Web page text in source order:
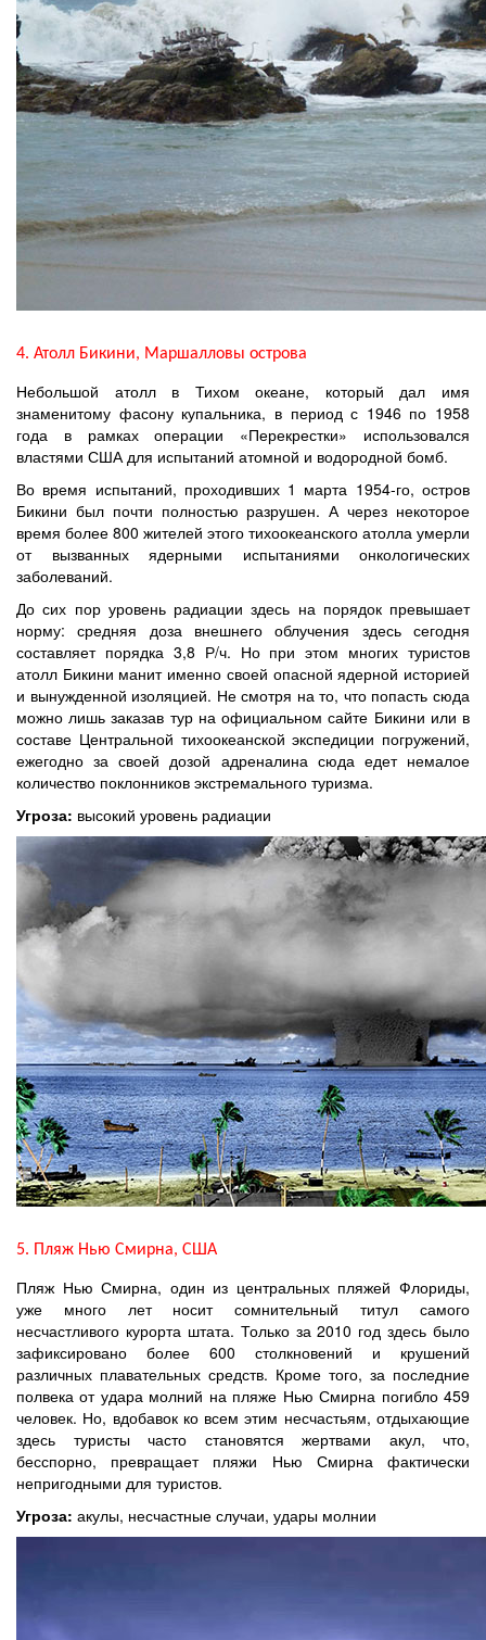
4. Атолл Бикини, Маршалловы острова
Небольшой атолл в Тихом океане, который дал имя
знаменитому фасону купальника, в период с 1946 по 1958
года в рамках операции «Перекрестки» использовался
властями США для испытаний атомной и водородной бомб.
Во время испытаний, проходивших 1 марта 1954-го, остров
Бикини был почти полностью разрушен. А через некоторое
время более 800 жителей этого тихоокеанского атолла умерли
от вызванных ядерными испытаниями онкологических
заболеваний.
До сих пор уровень радиации здесь на порядок превышает
норму: средняя доза внешнего облучения здесь сегодня
составляет порядка 3,8 Р/ч. Но при этом многих туристов
атолл Бикини манит именно своей опасной ядерной историей
и вынужденной изоляцией. Не смотря на то, что попасть сюда
можно лишь заказав тур на официальном сайте Бикини или в
составе Центральной тихоокеанской экспедиции погружений,
ежегодно за своей дозой адреналина сюда едет немалое
количество поклонников экстремального туризма.
Угроза: высокий уровень радиации
5. Пляж Нью Смирна, США
Пляж Нью Смирна, один из центральных пляжей Флориды,
уже много лет носит сомнительный титул самого
несчастливого курорта штата. Только за 2010 год здесь было
зафиксировано более 600 столкновений и крушений
различных плавательных средств. Кроме того, за последние
полвека от удара молний на пляже Нью Смирна погибло 459
человек. Но, вдобавок ко всем этим несчастьям, отдыхающие
здесь туристы часто становятся жертвами акул, что,
бесспорно, превращает пляжи Нью Смирна фактически
непригодными для туристов.
Угроза: акулы, несчастные случаи, удары молнии